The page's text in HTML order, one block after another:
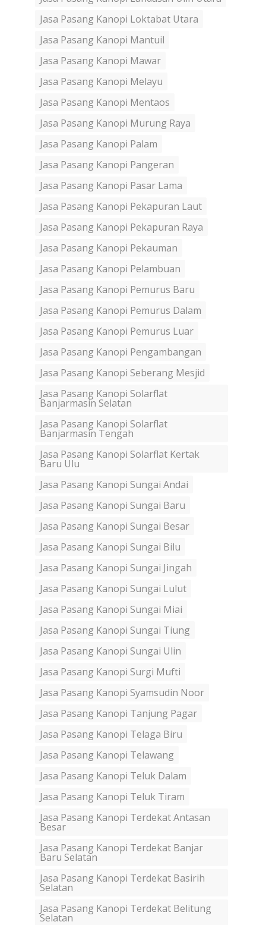
Jasa Pasang Kanopi Loktabat Utara
Jasa Pasang Kanopi Mantuil
Jasa Pasang Kanopi Mawar
Jasa Pasang Kanopi Melayu
Jasa Pasang Kanopi Mentaos
Jasa Pasang Kanopi Murung Raya
Jasa Pasang Kanopi Palam
Jasa Pasang Kanopi Pangeran
Jasa Pasang Kanopi Pasar Lama
Jasa Pasang Kanopi Pekapuran Laut
Jasa Pasang Kanopi Pekapuran Raya
Jasa Pasang Kanopi Pekauman
Jasa Pasang Kanopi Pelambuan
Jasa Pasang Kanopi Pemurus Baru
Jasa Pasang Kanopi Pemurus Dalam
Jasa Pasang Kanopi Pemurus Luar
Jasa Pasang Kanopi Pengambangan
Jasa Pasang Kanopi Seberang Mesjid
Jasa Pasang Kanopi Solarflat
Banjarmasin Selatan
Jasa Pasang Kanopi Solarflat
Banjarmasin Tengah
Jasa Pasang Kanopi Solarflat Kertak
Baru Ulu
Jasa Pasang Kanopi Sungai Andai
Jasa Pasang Kanopi Sungai Baru
Jasa Pasang Kanopi Sungai Besar
Jasa Pasang Kanopi Sungai Bilu
Jasa Pasang Kanopi Sungai Jingah
Jasa Pasang Kanopi Sungai Lulut
Jasa Pasang Kanopi Sungai Miai
Jasa Pasang Kanopi Sungai Tiung
Jasa Pasang Kanopi Sungai Ulin
Jasa Pasang Kanopi Surgi Mufti
Jasa Pasang Kanopi Syamsudin Noor
Jasa Pasang Kanopi Tanjung Pagar
Jasa Pasang Kanopi Telaga Biru
Jasa Pasang Kanopi Telawang
Jasa Pasang Kanopi Teluk Dalam
Jasa Pasang Kanopi Teluk Tiram
Jasa Pasang Kanopi Terdekat Antasan
Besar
Jasa Pasang Kanopi Terdekat Banjar
Baru Selatan
Jasa Pasang Kanopi Terdekat Basirih
Selatan
Jasa Pasang Kanopi Terdekat Belitung
Selatan